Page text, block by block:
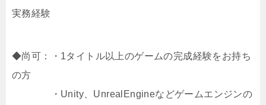
実務経験
◆尚可：・1タイトル以上のゲームの完成経験をお持ち
の方
・Unity、UnrealEngineなどゲームエンジンの